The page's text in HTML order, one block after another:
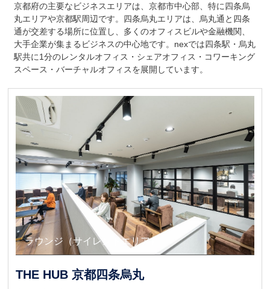
よくある質問
人気のオフィス
京都府の主要なビジネスエリアは、京都市中心部、特に四条烏
丸エリアや京都駅周辺です。四条烏丸エリアは、烏丸通と四条
通が交差する場所に位置し、多くのオフィスビルや金融機関、
大手企業が集まるビジネスの中心地です。nexでは四条駅・烏丸
駅共に1分のレンタルオフィス・シェアオフィス・コワーキング
スペース・バーチャルオフィスを展開しています。
キャンペーン
ラウンジ（サイレントエリア）
THE HUB 京都四条烏丸